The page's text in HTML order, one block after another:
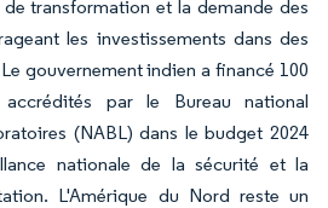
transformation et la demande des
les investissements dans des
gouvernement indien a financé 100
accrédités par le Bureau national
(NABL) dans le budget 2024
nationale de la sécurité et la
L'Amérique du Nord reste un